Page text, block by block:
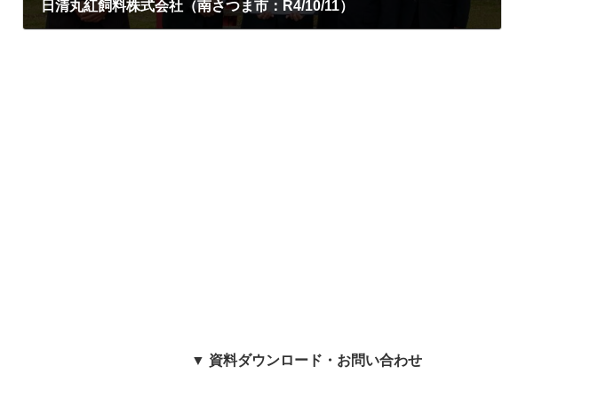
日清丸紅飼料株式会社（南さつま市：R4/10/11）
▼ 資料ダウンロード・お問い合わせ